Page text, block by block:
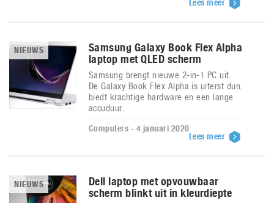
Lees meer
NIEUWS
Samsung Galaxy Book Flex Alpha
laptop met QLED scherm
Samsung brengt nieuwe 2-in-1 PC uit.
De Galaxy Book Flex Alpha is uiterst dun,
biedt krachtige hardware en een lange
accuduur.
Computers - 4 januari 2020
Lees meer
NIEUWS
Dell laptop met opvouwbaar
scherm blinkt uit in kleurdiepte